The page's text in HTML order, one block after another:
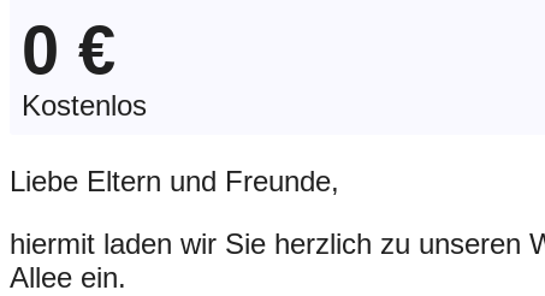
0 €
Kostenlos
Liebe Eltern und Freunde,
hiermit laden wir Sie herzlich zu unseren
Allee ein.